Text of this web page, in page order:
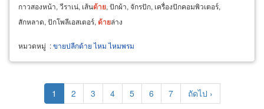
กาวสองหน้า, วีราเน่, เส้นด้าย, ปักผ้า, จักรปัก, เครื่องปักคอมพิวเตอร์,
สักหลาด, ปักโพลีเอสเตอร์, ด้ายล่าง
หมวดหมู่ :ขายปลีกด้าย ไหม ไหมพรม
Pagination
Current
page
1 Page
2 Page
3 Page
4 Page
5 Page
6 Page
7
Next
page
ถัดไป ›